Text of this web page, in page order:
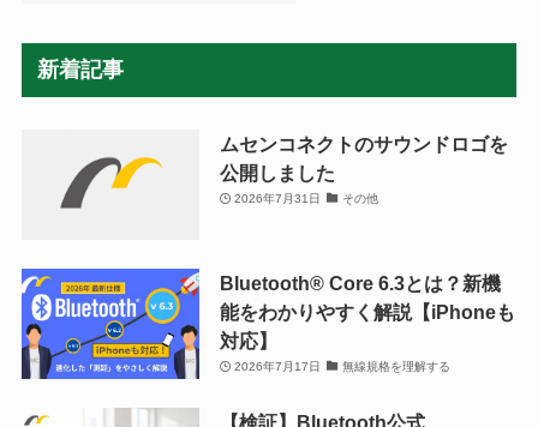
新着記事
ムセンコネクトのサウンドロゴを
公開しました
2026年7月31日 その他
Bluetooth®︎ Core 6.3とは？新機
能をわかりやすく解説【iPhoneも
対応】
2026年7月17日 無線規格を理解する
【検証】Bluetooth公式